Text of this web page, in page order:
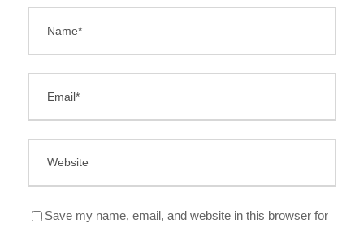
Save my name, email, and website in this browser for